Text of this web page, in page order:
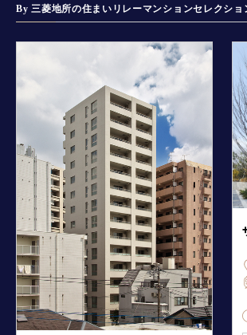
By 三菱地所の住まいリレーマンションセレクショ